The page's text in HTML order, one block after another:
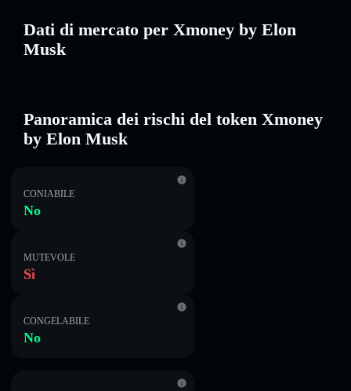
Dati di mercato per Xmoney by Elon
Musk
Panoramica dei rischi del token Xmoney
by Elon Musk
CONIABILE
No
MUTEVOLE
Sì
CONGELABILE
No